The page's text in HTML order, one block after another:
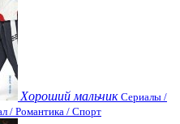
Хороший мальчик Сериалы /
/ Романтика / Спорт